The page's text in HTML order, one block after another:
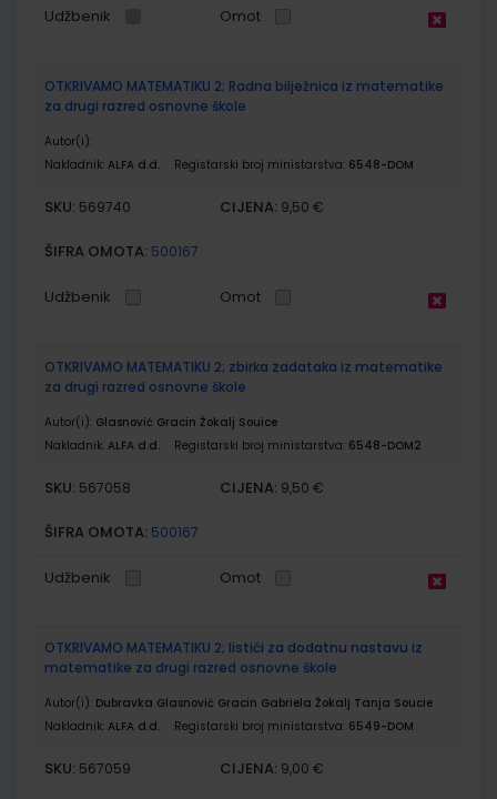
Udžbenik Omot
OTKRIVAMO MATEMATIKU 2; Radna bilježnica iz matematike
za drugi razred osnovne škole
Autor(i):
Nakladnik: ALFA d.d. Registarski broj ministarstva: 6548-DOM
SKU: 569740 CIJENA: 9,50 €
ŠIFRA OMOTA: 500167
Udžbenik Omot
OTKRIVAMO MATEMATIKU 2; zbirka zadataka iz matematike
za drugi razred osnovne škole
Autor(i): Glasnović Gracin Žokalj Souice
Nakladnik: ALFA d.d. Registarski broj ministarstva: 6548-DOM2
SKU: 567058 CIJENA: 9,50 €
ŠIFRA OMOTA: 500167
Udžbenik Omot
OTKRIVAMO MATEMATIKU 2; listići za dodatnu nastavu iz
matematike za drugi razred osnovne škole
Autor(i): Dubravka Glasnović Gracin Gabriela Žokalj Tanja Soucie
Nakladnik: ALFA d.d. Registarski broj ministarstva: 6549-DOM
SKU: 567059 CIJENA: 9,00 €